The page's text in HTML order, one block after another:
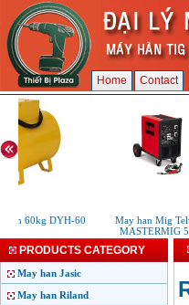
Home Contact
60kg DYH-60
May han Mig
MASTERMIG 500
PRODUCTS CATEGORY
May han Jasic
May han Riland